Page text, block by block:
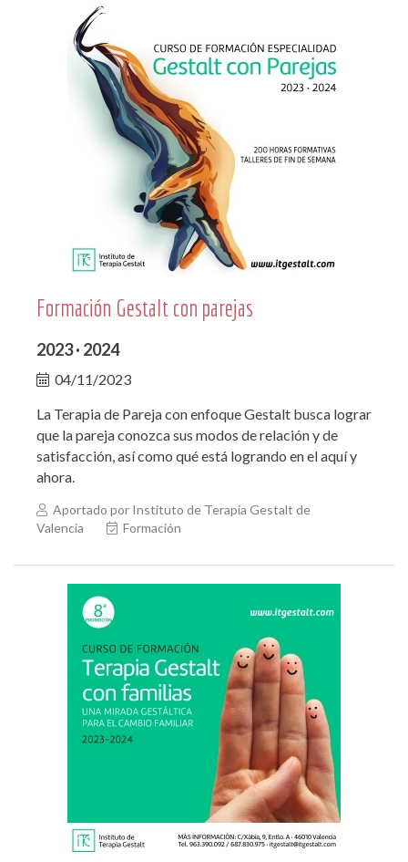
Formación Gestalt con parejas
2023 · 2024
04/11/2023
La Terapia de Pareja con enfoque Gestalt busca lograr
que la pareja conozca sus modos de relación y de
satisfacción, así como qué está logrando en el aquí y
ahora.
Aportado por Instituto de Terapia Gestalt de
Valencia
Formación